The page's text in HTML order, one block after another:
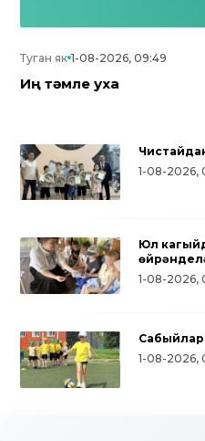
Туган як 1-08-2026, 09:49
Иң тәмле уха
1-08-2026,
Юл
1-08-2026,
Сабыйлар
1-08-2026,
Түбән Кама
тапкыр «Авылым
бәйгесе узды